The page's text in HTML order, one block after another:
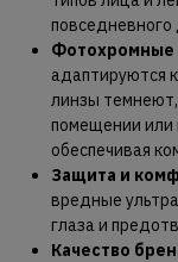
повседневного
Фотохромные
адаптируются
линзы
помещении или
обеспечивая
Защита и
вредные
глаза и
Качество